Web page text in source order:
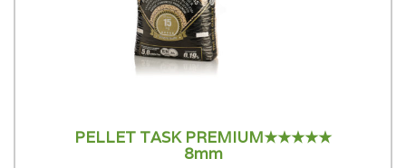
PELLET TASK PREMIUM★★★★★
8mm